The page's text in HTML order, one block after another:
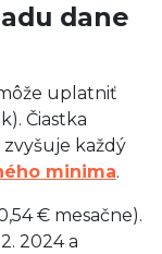
dane
uplatniť
Čiastka
každý
minima.
€ mesačne).
2024 a